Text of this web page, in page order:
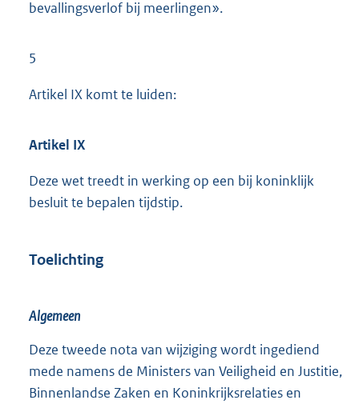
bevallingsverlof bij meerlingen».
5
Artikel IX komt te luiden:
Artikel IX
Deze wet treedt in werking op een bij koninklijk
besluit te bepalen tijdstip.
Toelichting
Algemeen
Deze tweede nota van wijziging wordt ingediend
mede namens de Ministers van Veiligheid en Justitie,
Binnenlandse Zaken en Koninkrijksrelaties en